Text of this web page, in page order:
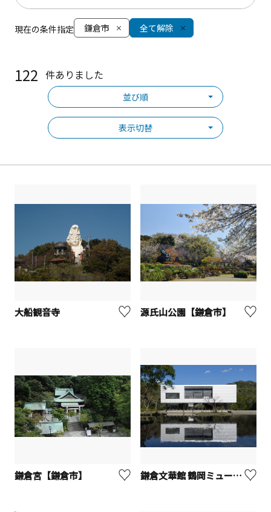
現在の条件指定 鎌倉市 全て解除
122 件ありました
並び順
表示切替
大船観音寺 源氏山公園【鎌倉市】
鎌倉宮【鎌倉市】 鎌倉文華館 鶴岡ミュージアム